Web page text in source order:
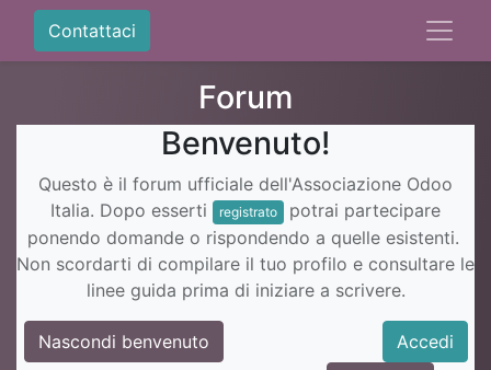
Contattaci
Forum
Benvenuto!
Questo è il forum ufficiale dell'Associazione Odoo
Italia. Dopo esserti
registrato
potrai partecipare
ponendo domande o rispondendo a quelle esistenti.
Non scordarti di compilare il tuo profilo e consultare le
linee guida prima di iniziare a scrivere.
Nascondi benvenuto
Accedi